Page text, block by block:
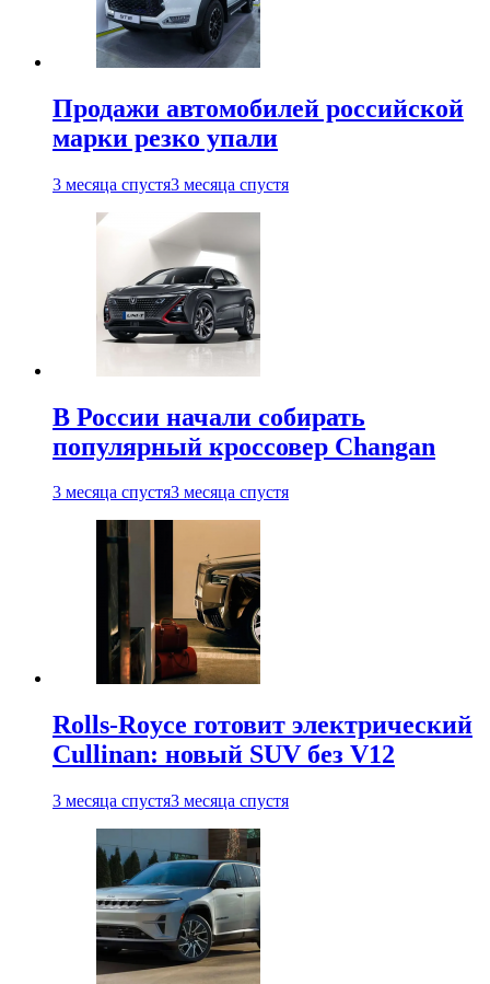
Продажи автомобилей российской
марки резко упали
3 месяца спустя3 месяца спустя
В России начали собирать
популярный кроссовер Changan
3 месяца спустя3 месяца спустя
Rolls-Royce готовит электрический
Cullinan: новый SUV без V12
3 месяца спустя3 месяца спустя